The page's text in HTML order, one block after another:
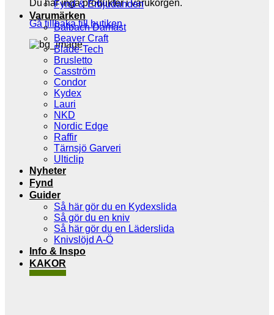
Du har inga produkter i varukorgen.
Gå tillbaka till butiken
Fynd & Erbjudanden
Varumärken
Balbach Damast
Beaver Craft
Blade-Tech
Brusletto
Casström
Condor
Kydex
Lauri
NKD
Nordic Edge
Raffir
Tärnsjö Garveri
Ulticlip
Nyheter
Fynd
Guider
Så här gör du en Kydexslida
Så gör du en kniv
Så här gör du en Läderslida
Knivslöjd A-Ö
Info & Inspo
KAKOR